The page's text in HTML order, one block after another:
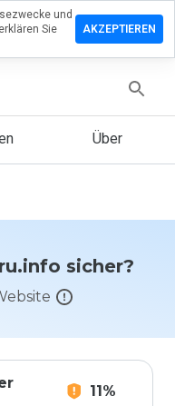
Über
sicher?
11%
und
Sie
AKZEPTIEREN